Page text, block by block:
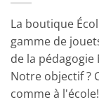
La boutique
gamme de
de la
Notre objectif ?
comme à l'école!